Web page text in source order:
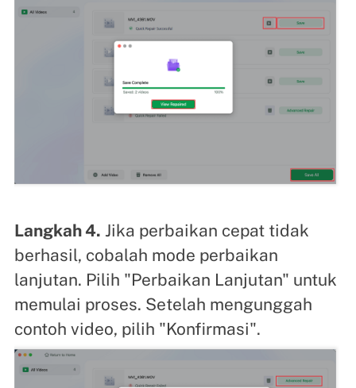
Langkah 4. Jika perbaikan cepat tidak
berhasil, cobalah mode perbaikan
lanjutan. Pilih "Perbaikan Lanjutan" untuk
memulai proses. Setelah mengunggah
contoh video, pilih "Konfirmasi".